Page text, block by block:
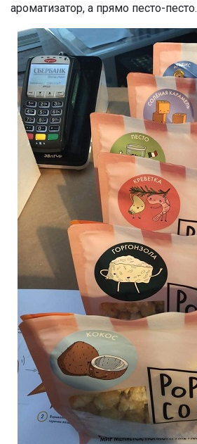
ароматизатор, а прямо песто-песто.